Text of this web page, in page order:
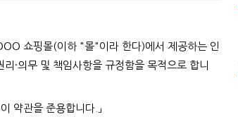
쇼핑몰(이하 "몰"이라 한다)에서 제공하는 인
·의무 및 책임사항을 규정함을 목적으로 합니
약관을 준용합니다.」